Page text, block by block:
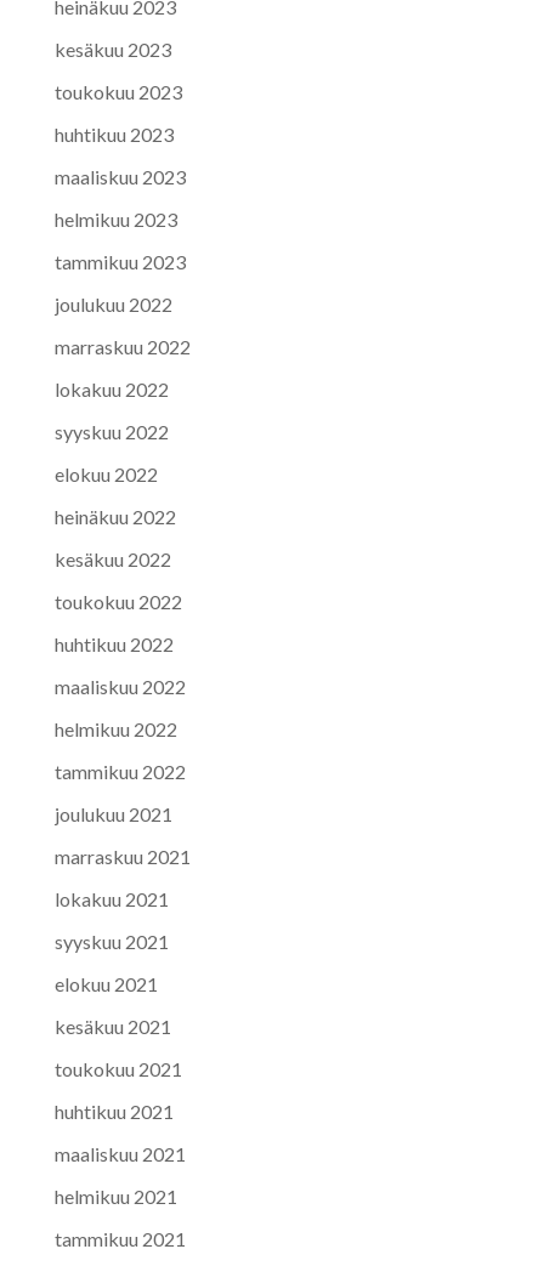
heinäkuu 2023
kesäkuu 2023
toukokuu 2023
huhtikuu 2023
maaliskuu 2023
helmikuu 2023
tammikuu 2023
joulukuu 2022
marraskuu 2022
lokakuu 2022
syyskuu 2022
elokuu 2022
heinäkuu 2022
kesäkuu 2022
toukokuu 2022
huhtikuu 2022
maaliskuu 2022
helmikuu 2022
tammikuu 2022
joulukuu 2021
marraskuu 2021
lokakuu 2021
syyskuu 2021
elokuu 2021
kesäkuu 2021
toukokuu 2021
huhtikuu 2021
maaliskuu 2021
helmikuu 2021
tammikuu 2021